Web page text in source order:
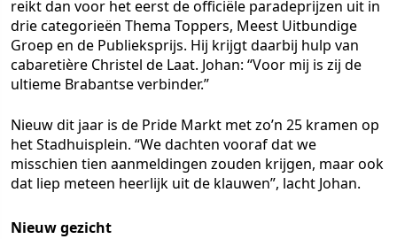
reikt dan voor het eerst de officiële paradeprijzen uit in
drie categorieën Thema Toppers, Meest Uitbundige
Groep en de Publieksprijs. Hij krijgt daarbij hulp van
cabaretière Christel de Laat. Johan: “Voor mij is zij de
ultieme Brabantse verbinder.”
Nieuw dit jaar is de Pride Markt met zo’n 25 kramen op
het Stadhuisplein. “We dachten vooraf dat we
misschien tien aanmeldingen zouden krijgen, maar ook
dat liep meteen heerlijk uit de klauwen”, lacht Johan.
Nieuw gezicht